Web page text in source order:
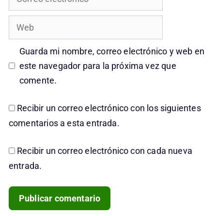
electrónico
Web
Guarda mi nombre, correo electrónico y web en
este navegador para la próxima vez que
comente.
Recibir un correo electrónico con los siguientes
comentarios a esta entrada.
Recibir un correo electrónico con cada nueva
entrada.